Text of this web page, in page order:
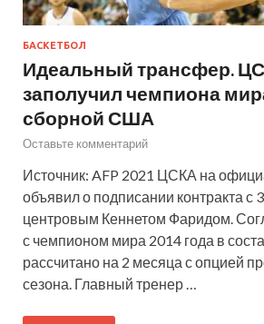
БАСКЕТБОЛ
Идеальный трансфер.
заполучил чемпиона
сборной США
Оставьте комментарий
Источник: AFP 2021 ЦСКА на
объявил о подписании контракта с
центровым Кеннетом Фаридом.
с чемпионом мира 2014 года в
рассчитано на 2 месяца с опцией
сезона. Главный тренер …